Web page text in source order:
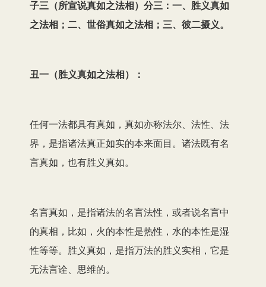
子三（所宣说真如之法相）分三：一、胜义真如
之法相；二、世俗真如之法相；三、彼二摄义。
丑一（胜义真如之法相）：
任何一法都具有真如，真如亦称法尔、法性、法
界，是指诸法真正如实的本来面目。诸法既有名
言真如，也有胜义真如。
名言真如，是指诸法的名言法性，或者说名言中
的真相，比如，火的本性是热性，水的本性是湿
性等等。胜义真如，是指万法的胜义实相，它是
无法言诠、思维的。